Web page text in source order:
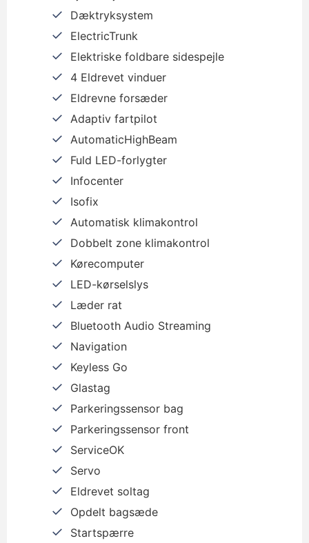
Dæktryksystem
ElectricTrunk
Elektriske foldbare sidespejle
4 Eldrevet vinduer
Eldrevne forsæder
Adaptiv fartpilot
AutomaticHighBeam
Fuld LED-forlygter
Infocenter
Isofix
Automatisk klimakontrol
Dobbelt zone klimakontrol
Kørecomputer
LED-kørselslys
Læder rat
Bluetooth Audio Streaming
Navigation
Keyless Go
Glastag
Parkeringssensor bag
Parkeringssensor front
ServiceOK
Servo
Eldrevet soltag
Opdelt bagsæde
Startspærre